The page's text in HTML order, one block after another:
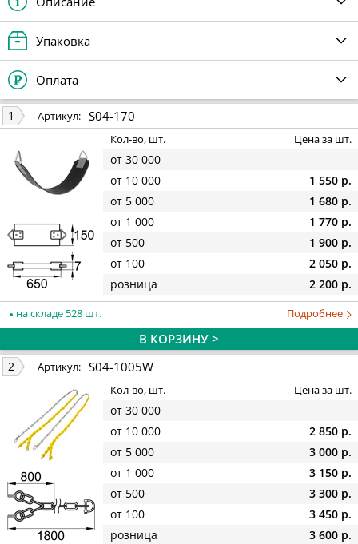
Упаковка
Оплата
1 Артикул: S04-170
Кол-во, шт. Цена за шт.
от 30 000
от 10 000
1 550 р.
от 5 000
1 680 р.
от 1 000
1 770 р.
от 500
1 900 р.
от 100
2 050 р.
розница
2 200 р.
на складе 528 шт. Подробнее
В КОРЗИНУ >
2 Артикул: S04-1005W
Кол-во, шт. Цена за шт.
от 30 000
от 10 000
2 850 р.
от 5 000
3 000 р.
от 1 000
3 150 р.
от 500
3 300 р.
от 100
3 450 р.
розница
3 600 р.